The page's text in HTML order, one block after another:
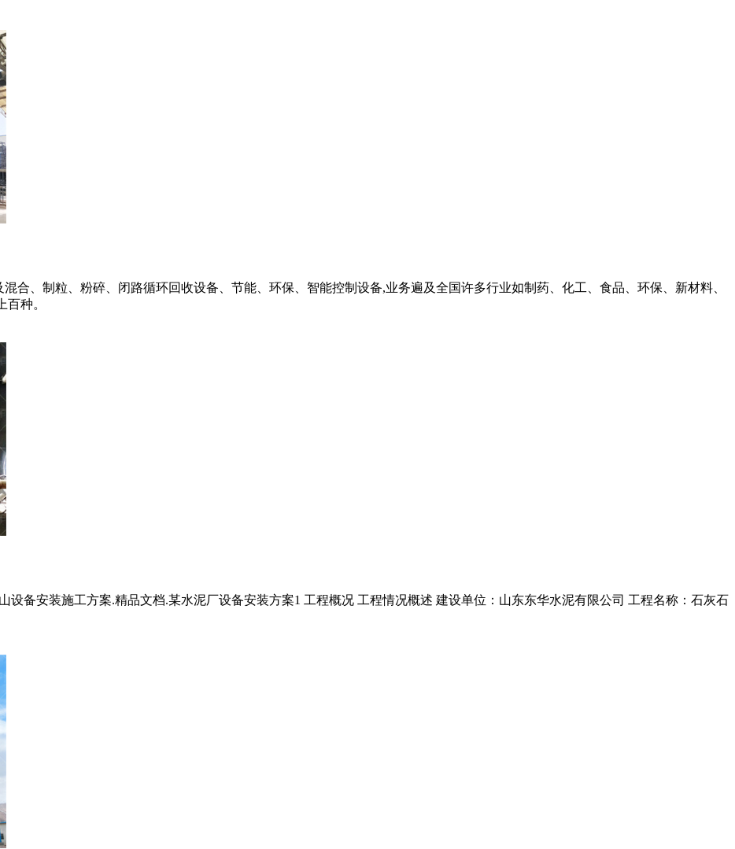
合、制粒、粉碎、闭路循环回收设备、节能、环保、智能控制设备,业务遍及全国许多行业如制药、化工、食品、环保、新材料、
种。
设备安装施工方案.精品文档.某水泥厂设备安装方案1 工程概况 工程情况概述 建设单位：山东东华水泥有限公司 工程名称：石灰石